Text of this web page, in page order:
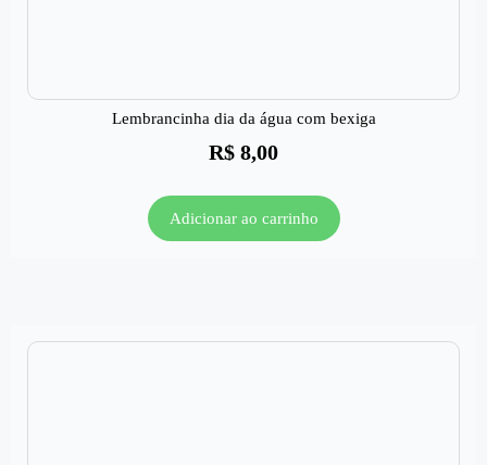
Lembrancinha dia da água com bexiga
R$ 8,00
Adicionar ao carrinho